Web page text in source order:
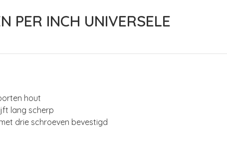
PER INCH UNIVERSELE
hout
lang scherp
drie schroeven bevestigd